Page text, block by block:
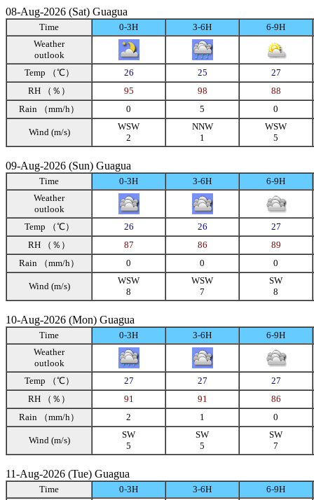
08-Aug-2026 (Sat) Guagua
Time 0-3H 3-6H
6-9H
Weather
outlook
Temp （℃）
26 25
27
RH （％）
95 98
88
Rain （mm/h）
0 5 0
Wind (m/s)
WSW
2
NNW
1
WSW
5
09-Aug-2026 (Sun) Guagua
Time 0-3H 3-6H
6-9H
Weather
outlook
Temp （℃）
26 26
27
RH （％）
87 86
89
Rain （mm/h）
0 0 0
Wind (m/s)
WSW
8
WSW
7
SW
8
10-Aug-2026 (Mon) Guagua
Time 0-3H 3-6H
6-9H
Weather
outlook
Temp （℃）
27 27
27
RH （％）
91 91
86
Rain （mm/h）
2 1 0
Wind (m/s)
SW
5
SW
5
SW
7
11-Aug-2026 (Tue) Guagua
Time 0-3H 3-6H
6-9H